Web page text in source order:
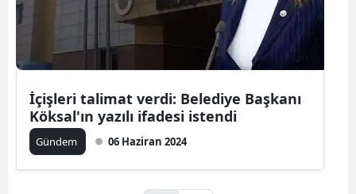
İçişleri talimat verdi: Belediye Başkanı
Köksal'ın yazılı ifadesi istendi
Gündem 06 Haziran 2024